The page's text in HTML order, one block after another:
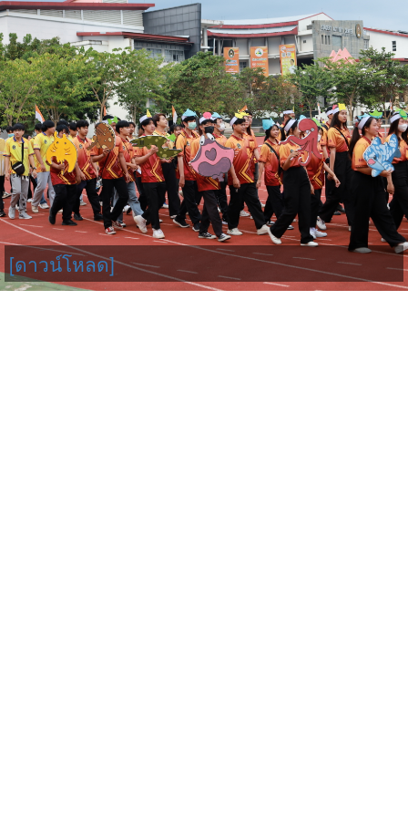
[ดาวน์โหลด]